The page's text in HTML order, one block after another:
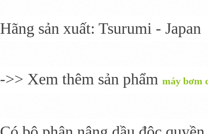
Hãng sản xuất: Tsurumi - Japan
->> Xem thêm sản phẩm máy bơm